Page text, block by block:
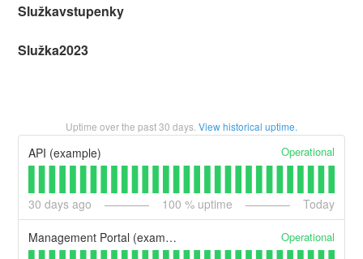
Služkavstupenky
Služka2023
Uptime over the past30 days. View historical uptime.
API (example) Operational
30 days ago 100 % uptime Today
Management Portal (example) Operational